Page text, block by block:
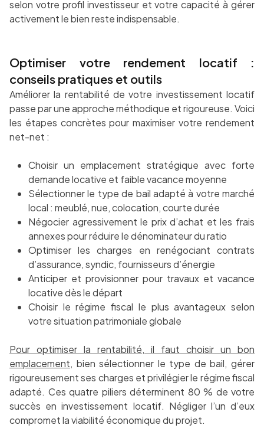
selon votre profil investisseur et votre capacité à gérer
activement le bien reste indispensable.
Optimiser votre rendement locatif :
conseils pratiques et outils
Améliorer la rentabilité de votre investissement locatif
passe par une approche méthodique et rigoureuse. Voici
les étapes concrètes pour maximiser votre rendement
net-net :
Choisir un emplacement stratégique avec forte
demande locative et faible vacance moyenne
Sélectionner le type de bail adapté à votre marché
local : meublé, nue, colocation, courte durée
Négocier agressivement le prix d’achat et les frais
annexes pour réduire le dénominateur du ratio
Optimiser les charges en renégociant contrats
d’assurance, syndic, fournisseurs d’énergie
Anticiper et provisionner pour travaux et vacance
locative dès le départ
Choisir le régime fiscal le plus avantageux selon
votre situation patrimoniale globale
Pour optimiser la rentabilité, il faut choisir un bon
emplacement, bien sélectionner le type de bail, gérer
rigoureusement ses charges et privilégier le régime fiscal
adapté. Ces quatre piliers déterminent 80 % de votre
succès en investissement locatif. Négliger l’un d’eux
compromet la viabilité économique du projet.